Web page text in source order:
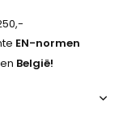
EN-normen
en België!